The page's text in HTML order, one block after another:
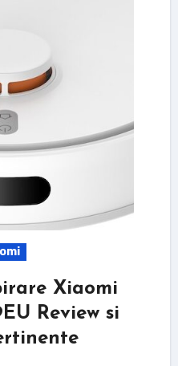
Xiaomi
Review si